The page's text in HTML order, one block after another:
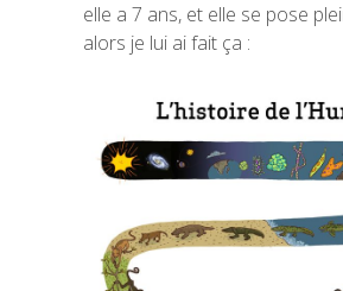
elle a 7 ans, et elle se pose
alors je lui ai fait ça :